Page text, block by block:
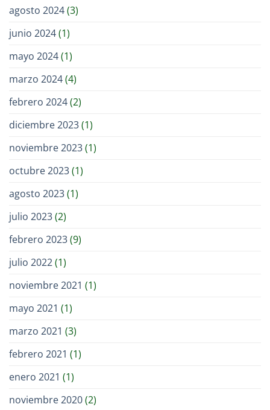
agosto 2024(3)
junio 2024(1)
mayo 2024(1)
marzo 2024(4)
febrero 2024(2)
diciembre 2023(1)
noviembre 2023(1)
octubre 2023(1)
agosto 2023(1)
julio 2023(2)
febrero 2023(9)
julio 2022(1)
noviembre 2021 (1)
mayo 2021 (1)
marzo 2021 (3)
febrero 2021 (1)
enero 2021 (1)
noviembre 2020(2)